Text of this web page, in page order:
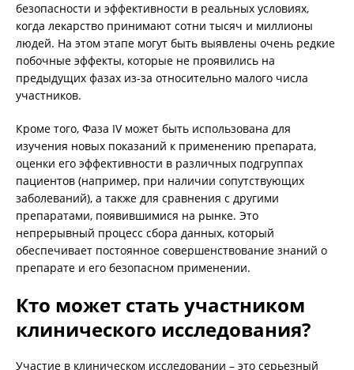
безопасности и эффективности в реальных условиях,
когда лекарство принимают сотни тысяч и миллионы
людей. На этом этапе могут быть выявлены очень редкие
побочные эффекты, которые не проявились на
предыдущих фазах из-за относительно малого числа
участников.
Кроме того, Фаза IV может быть использована для
изучения новых показаний к применению препарата,
оценки его эффективности в различных подгруппах
пациентов (например, при наличии сопутствующих
заболеваний), а также для сравнения с другими
препаратами, появившимися на рынке. Это
непрерывный процесс сбора данных, который
обеспечивает постоянное совершенствование знаний о
препарате и его безопасном применении.
Кто может стать участником
клинического исследования?
Участие в клиническом исследовании – это серьезный